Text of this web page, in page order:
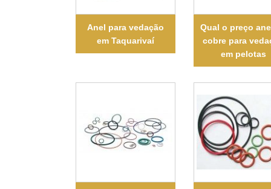
Anel para vedação
em Taquarivaí
Qual o preço
cobre para
em pelotas